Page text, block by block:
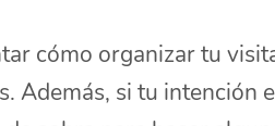
cómo organizar tu
Además, si tu intención